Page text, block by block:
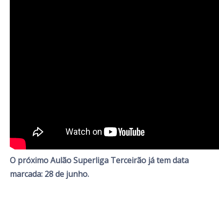
O próximo Aulão Superliga Terceirão já tem data
marcada: 28 de junho.